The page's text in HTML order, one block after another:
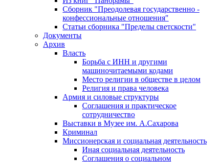
Сборник "Преодолевая государственно -
конфессиональные отношения"
Статьи сборника "Пределы светскости"
Документы
Архив
Власть
Борьба с ИНН и другими
машиночитаемыми кодами
Место религии в обществе в целом
Религия и права человека
Армия и силовые структуры
Соглашения и практическое
сотрудничество
Выставки в Музее им. А.Сахарова
Криминал
Миссионерская и социальная деятельность
Иная социальная деятельность
Соглашения о социальном